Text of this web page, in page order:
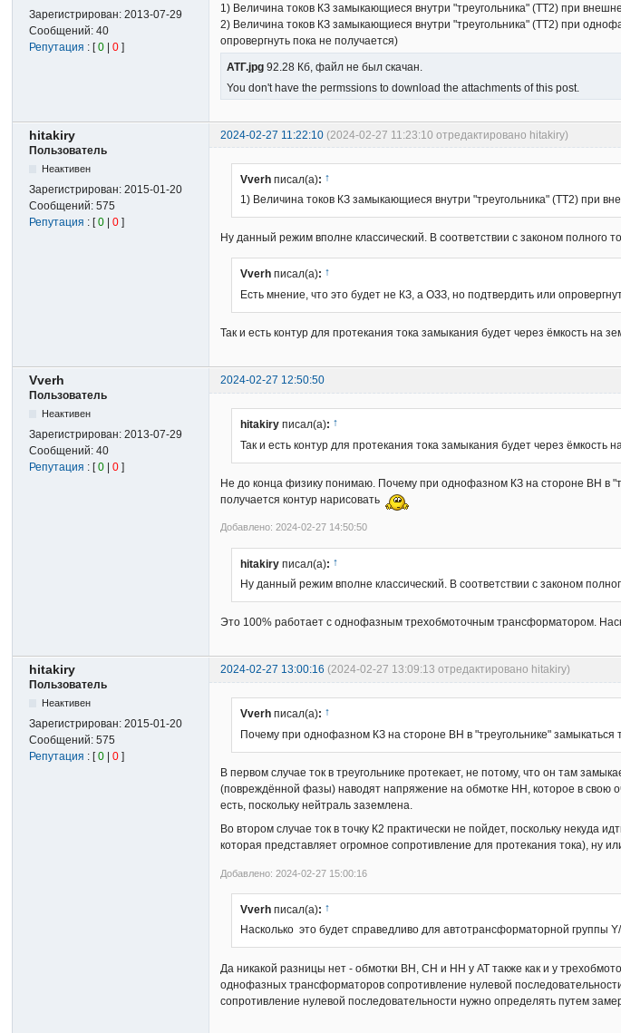
Зарегистрирован:2013-07-29
Сообщений:40
Репутация : [0 |0 ]
1) Величина токов КЗ замыкающиеся внутри "треугольника" (ТТ2) при
2) Величина токов КЗ замыкающиеся внутри "треугольника" (ТТ2) при
опровергнуть пока не получается)
АТГ.jpg 92.28 Кб, файл не был скачан.
You don't have the permssions to download the attachments of this post.
hitakiry 2024-02-27 11:22:10 (2024-02-27 11:23:10 отредактировано hitakiry)
Пользователь
Неактивен
Зарегистрирован:2015-01-20
Сообщений:575
Репутация : [0 |0 ]
Vverh писал(а): ↑
1) Величина токов КЗ замыкающиеся внутри "треугольника" (ТТ2) при
Ну данный режим вполне классический. В соответствии с законом полного
Vverh писал(а): ↑
Есть мнение, что это будет не КЗ, а ОЗЗ, но подтвердить или
Так и есть контур для протекания тока замыкания будет через ёмкость на
Vverh
2024-02-27 12:50:50
Пользователь
Неактивен
Зарегистрирован:2013-07-29
Сообщений:40
Репутация : [0 |0 ]
hitakiry писал(а): ↑
Так и есть контур для протекания тока замыкания будет через ёмкость
Не до конца физику понимаю. Почему при однофазном КЗ на стороне ВН в
получается контур нарисовать
Добавлено: 2024-02-27 14:50:50
hitakiry писал(а): ↑
Ну данный режим вполне классический. В соответствии с законом
Это 100% работает с однофазным трехобмоточным трансформатором.
hitakiry 2024-02-27 13:00:16 (2024-02-27 13:09:13 отредактировано hitakiry)
Пользователь
Неактивен
Зарегистрирован:2015-01-20
Сообщений:575
Репутация : [0 |0 ]
Vverh писал(а): ↑
Почему при однофазном КЗ на стороне ВН в "треугольнике" замыкаться
В первом случае ток в треугольнике протекает, не потому, что он там
(повреждённой фазы) наводят напряжение на обмотке НН, которое в свою
есть, поскольку нейтраль заземлена.
Во втором случае ток в точку К2 практически не пойдет, поскольку некуда
которая представляет огромное сопротивление для протекания тока), ну
Добавлено: 2024-02-27 15:00:16
Vverh писал(а): ↑
Насколько это будет справедливо для автотрансформаторной группы
Да никакой разницы нет - обмотки ВН, СН и НН у АТ также как и у
однофазных трансформаторов сопротивление нулевой
сопротивление нулевой последовательности нужно определять путем